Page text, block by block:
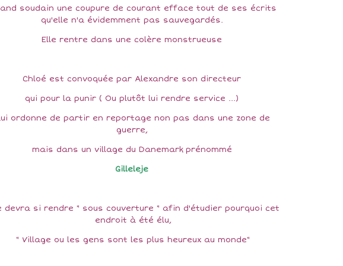
soudain une coupure de courant efface tout de ses écrits
qu'elle n'a évidemment pas sauvegardés.
Elle rentre dans une colère monstrueuse
Chloé est convoquée par Alexandre son directeur
qui pour la punir ( Ou plutôt lui rendre service ...)
ordonne de partir en reportage non pas dans une zone de
guerre,
mais dans un village du Danemark prénommé
Gilleleje
devra si rendre " sous couverture " afin d'étudier pourquoi cet
endroit à été élu,
" Village ou les gens sont les plus heureux au monde"